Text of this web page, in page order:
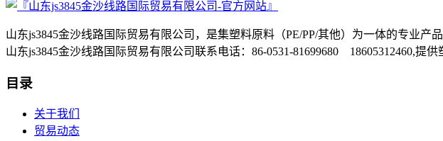
山东js3845金沙线路国际贸易有限公司，是集塑料原料（PE/PP/其他）为一体的专业
山东js3845金沙线路国际贸易有限公司联系电话：86-0531-81699680 18605312460,提
目录
关于我们
贸易动态